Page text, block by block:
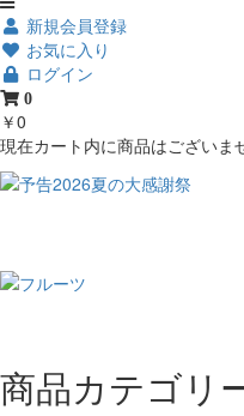
新規会員登録
お気に入り
ログイン
0
￥0
現在カート内に商品はございま
商品カテゴリ